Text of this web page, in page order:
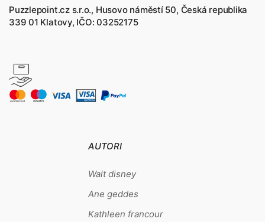
Puzzlepoint.cz s.r.o., Husovo náměstí 50, Česká republika
339 01 Klatovy, IČO: 03252175
AUTORI
Walt disney
Ane geddes
Kathleen francour